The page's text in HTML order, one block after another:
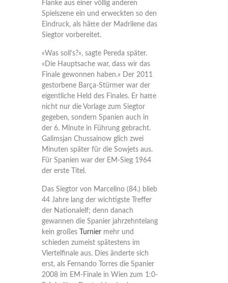
Flanke aus einer völlig anderen
Spielszene ein und erweckten so den
Eindruck, als hätte der Madrilene das
Siegtor vorbereitet.
«Was soll’s?», sagte Pereda später.
«Die Hauptsache war, dass wir das
Finale gewonnen haben.» Der 2011
gestorbene Barça-Stürmer war der
eigentliche Held des Finales. Er hatte
nicht nur die Vorlage zum Siegtor
gegeben, sondern Spanien auch in
der 6. Minute in Führung gebracht.
Galimsjan Chussainow glich zwei
Minuten später für die Sowjets aus.
Für Spanien war der EM-Sieg 1964
der erste Titel.
Das Siegtor von Marcelino (84.) blieb
44 Jahre lang der wichtigste Treffer
der Nationalelf; denn danach
gewannen die Spanier jahrzehntelang
kein großes
Turniermehr und
schieden zumeist spätestens im
Viertelfinale aus. Dies änderte sich
erst, als Fernando Torres die Spanier
2008 im EM-Finale in Wien zum 1:0-